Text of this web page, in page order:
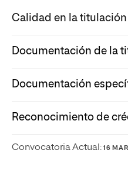
Calidad en la titulación
Documentación de la
Documentación
Reconocimiento de
Convocatoria Actual: 16